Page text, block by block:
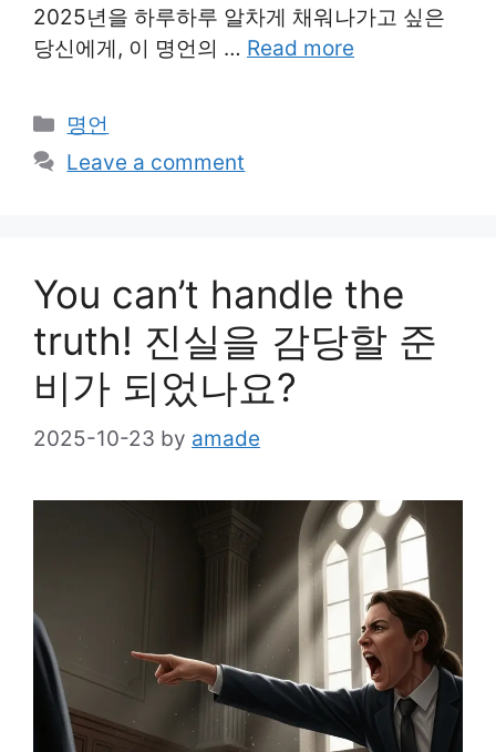
2025년을 하루하루 알차게 채워나가고 싶은
당신에게, 이 명언의 … Read more
Categories
명언
Leave a comment
You can’t handle the
truth! 진실을 감당할 준
비가 되었나요?
2025-10-23 by amade